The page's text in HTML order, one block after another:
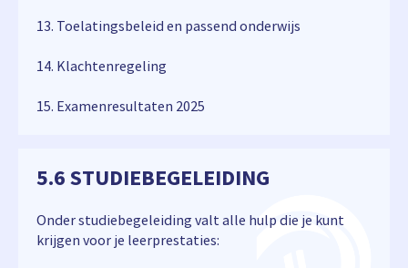
13. Toelatingsbeleid en passend onderwijs
14. Klachtenregeling
15. Examenresultaten 2025
5.6 STUDIEBEGELEIDING
Onder studiebegeleiding valt alle hulp die je kunt
krijgen voor je leerprestaties: